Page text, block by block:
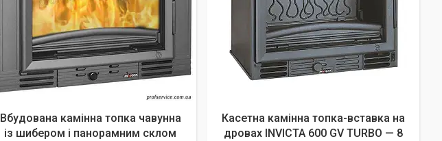
Вбудована камінна топка чавунна
із шибером і панорамним склом
Касетна камінна топка-вставка на
дровах INVICTA 600 GV TURBO — 8